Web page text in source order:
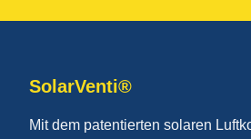
SolarVenti®
Mit dem patentierten solaren